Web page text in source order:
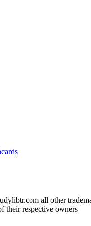
all other
their respective owners